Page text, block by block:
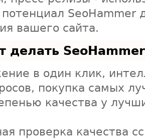
SeoHammer
вашего сайта.
делать SeoHammer
в один клик,
покупка самых
качества у
проверка качества